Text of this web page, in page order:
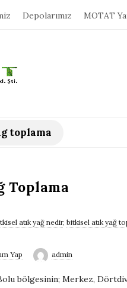
Depolarımız MOTAT
toplama
Toplama
atık yağ nedir, bitkisel atık yağ
Yap admin
bölgesinin; Merkez,